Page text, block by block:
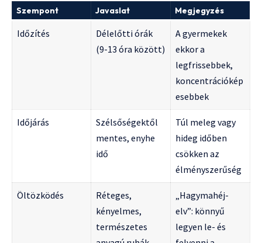
Szempont Javaslat Megjegyzés
Időzítés
Délelőtti órák
(9-13 óra között)
A gyermekek
ekkor a
legfrissebbek,
koncentrációkép
esebbek
Időjárás
Szélsőségektől
mentes, enyhe
idő
Túl meleg vagy
hideg időben
csökken az
élményszerűség
Öltözködés
Réteges,
kényelmes,
természetes
„Hagymahéj-
elv”: könnyű
legyen le- és